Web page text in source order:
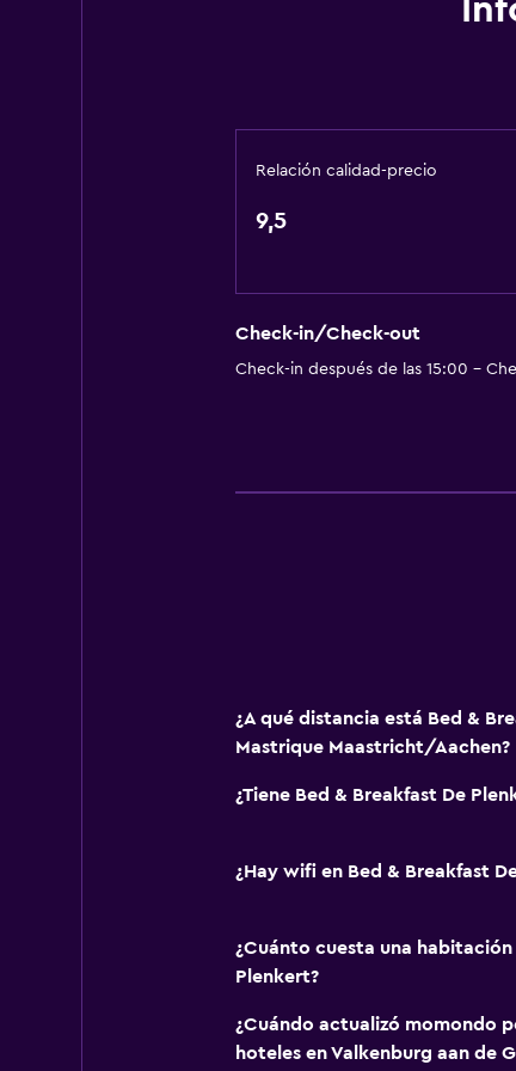
Vista al jardín
Posibilidad de habitaciones
Servicio de streaming
TV
Estacionamiento accesible
Almohada sin plumas
Plantas superiores accesibles
Entrada privada
Relación calidad-precio
9,5
Check-in/Check-out
Check-in después de las 15:00 -
¿A qué distancia está Bed &
Mastrique Maastricht/Aachen?
¿Tiene Bed & Breakfast De
¿Hay wifi en Bed & Breakfast
¿Cuánto cuesta una habitación
Plenkert?
¿Cuándo actualizó momondo
hoteles en Valkenburg aan de